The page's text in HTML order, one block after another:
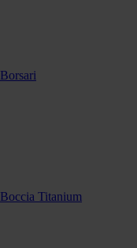
Borsari
Boccia Titanium